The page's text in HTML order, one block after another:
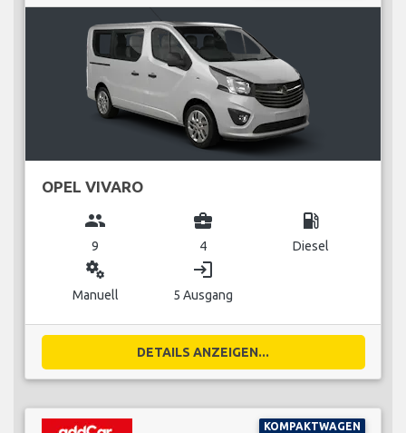
OPEL VIVARO
group
9
business_center
4
local_gas_station
Diesel
miscellaneous_services
Manuell
login
5 Ausgang
DETAILS ANZEIGEN...
KOMPAKTWAGEN